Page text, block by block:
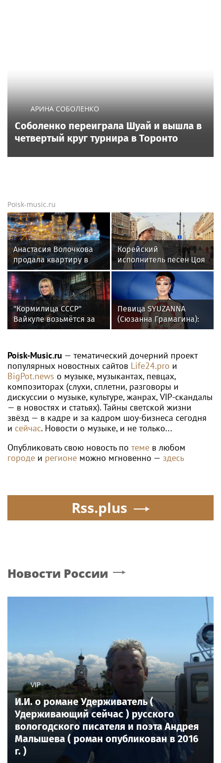
АРИНА СОБОЛЕНКО
Соболенко переиграла Шуай и вышла в
четвертый круг турнира в Торонто
Poisk-music.ru
Анастасия Волочкова
продала квартиру в
Питере из-за суда с УК
Корейский
исполнитель песен Цоя
Сон Вон Соп захотел
пожить в Нижнем
Новгороде
"Кормилица СССР"
Вайкуле возьмётся за
оружие. Сама так
ответили двумя
словами
Певица SYUZANNA
(Сюзанна Грамагина):
как перестать
Poisk-Music.ru — тематический дочерний проект
популярных новостных сайтов Life24.pro и
BigPot.news о музыке, музыкантах, певцах,
композиторах (слухи, сплетни, разговоры и
дискуссии о музыке, культуре, жанрах, VIP-скандалы
— в новостях и статьях). Тайны светской жизни
звёзд — в кадре и за кадром шоу-бизнеса сегодня
и сейчас. Новости о музыке, и не только...
Опубликовать свою новость по теме в любом
городе и регионе можно мгновенно — здесь
Rss.plus
Новости России
VIP
И.И. о романе Удерживатель (
Удерживающий сейчас ) русского
вологодского писателя и поэта Андрея
Малышева ( роман опубликован в 2016
г. )